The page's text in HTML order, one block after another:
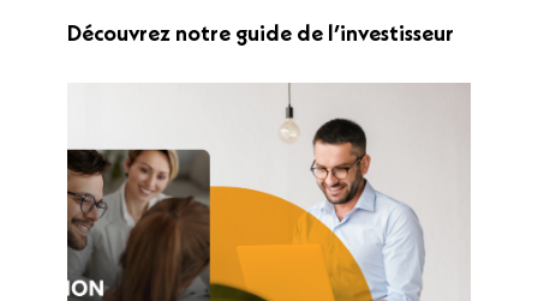
Découvrez notre guide de l’investisseur